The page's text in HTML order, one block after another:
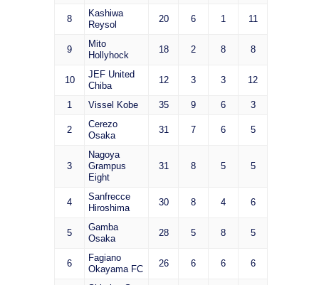
8
Kashiwa
Reysol
20 6 1 11
9
Mito
Hollyhock
18 2 8 8
10
JEF United
Chiba
12 3 3 12
1 Vissel Kobe 35 9 6 3
2
Cerezo
Osaka
31 7 6 5
3
Nagoya
Grampus
Eight
31 8 5 5
4
Sanfrecce
Hiroshima
30 8 4 6
5
Gamba
Osaka
28 5 8 5
6
Fagiano
Okayama FC
26 6 6 6